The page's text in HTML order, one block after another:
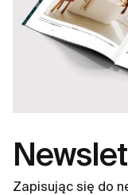
Zapisując się do